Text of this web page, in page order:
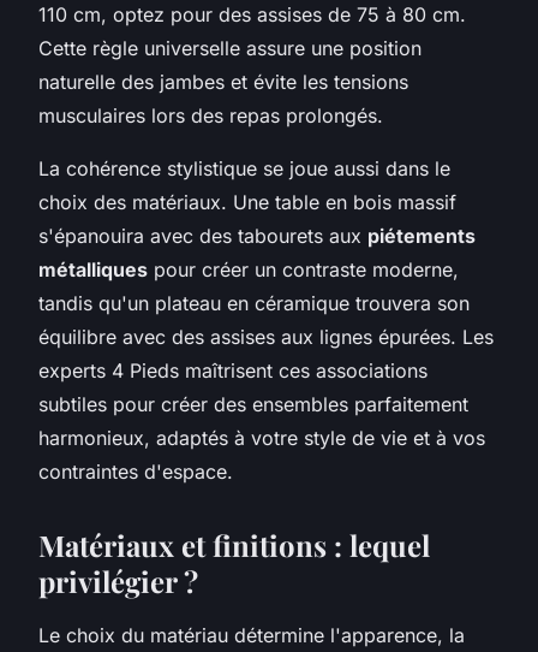
110 cm, optez pour des assises de 75 à 80 cm.
Cette règle universelle assure une position
naturelle des jambes et évite les tensions
musculaires lors des repas prolongés.
La cohérence stylistique se joue aussi dans le
choix des matériaux. Une table en bois massif
s'épanouira avec des tabourets aux piétements
métalliques pour créer un contraste moderne,
tandis qu'un plateau en céramique trouvera son
équilibre avec des assises aux lignes épurées. Les
experts 4 Pieds maîtrisent ces associations
subtiles pour créer des ensembles parfaitement
harmonieux, adaptés à votre style de vie et à vos
contraintes d'espace.
Matériaux et finitions : lequel
privilégier ?
Le choix du matériau détermine l'apparence, la